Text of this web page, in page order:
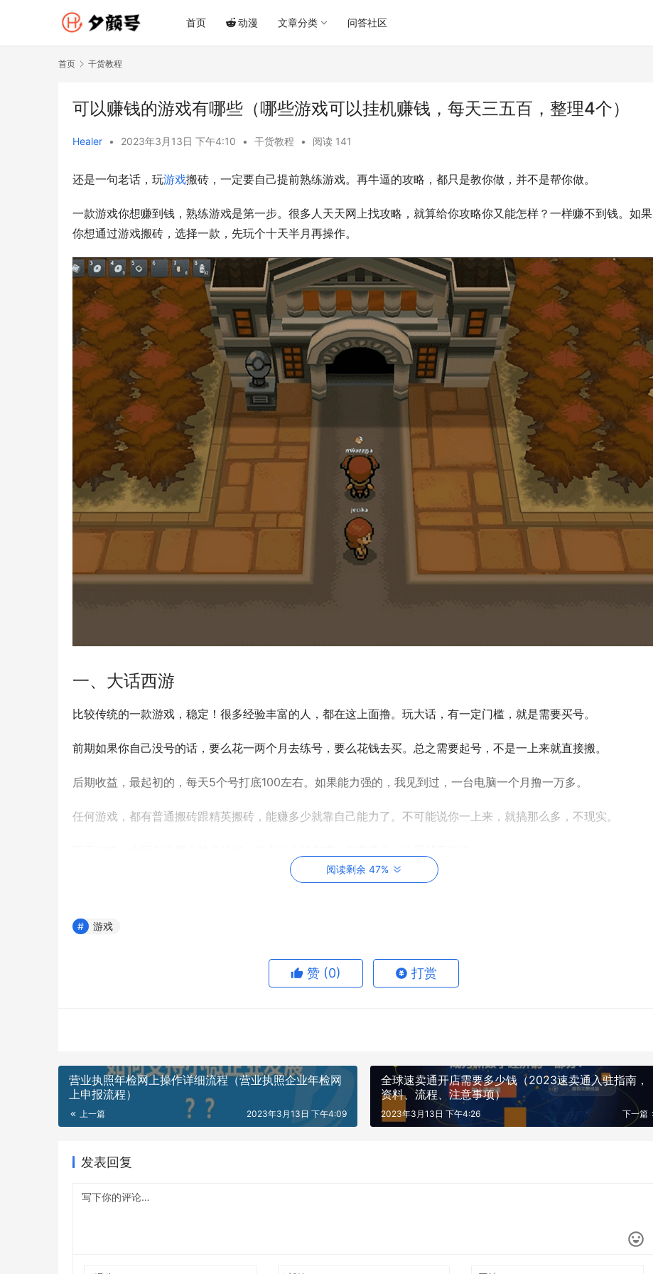
首页 动漫 文章分类 问答社区
首页 干货教程
可以赚钱的游戏有哪些（哪些游戏可以挂机赚钱，每天三五百，整理4个）
Healer • 2023年3月13日 下午4:10 • 干货教程 • 阅读 141
还是一句老话，玩游戏搬砖，一定要自己提前熟练游戏。再牛逼的攻略，都只是教你做，并不是帮你做。
一款游戏你想赚到钱，熟练游戏是第一步。很多人天天网上找攻略，就算给你攻略你又能怎样？一样赚不到钱。如果
你想通过游戏搬砖，选择一款，先玩个十天半月再操作。
一、大话西游
比较传统的一款游戏，稳定！很多经验丰富的人，都在这上面撸。玩大话，有一定门槛，就是需要买号。
前期如果你自己没号的话，要么花一两个月去练号，要么花钱去买。总之需要起号，不是一上来就直接搬。
后期收益，最起初的，每天5个号打底100左右。如果能力强的，我见到过，一台电脑一个月撸一万多。
任何游戏，都有普通搬砖跟精英搬砖，能赚多少就靠自己能力了。不可能说你一上来，就搞那么多，不现实。
阅读剩余 47%
游戏
赞 (0) 打赏
营业执照年检网上操作详细流程（营业执照企业年检网
上申报流程）
上一篇 2023年3月13日 下午4:09
全球速卖通开店需要多少钱（2023速卖通入驻指南，
资料、流程、注意事项）
下一篇
2023年3月13日 下午4:26
发表回复